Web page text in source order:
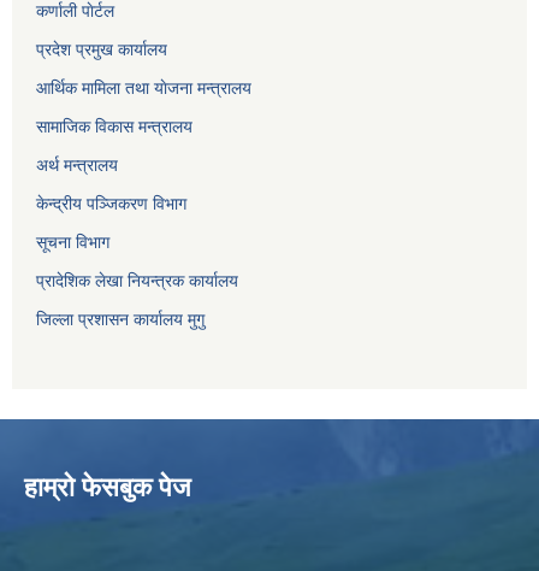
कर्णाली पाेर्टल
प्रदेश प्रमुख कार्यालय
आर्थिक मामिला तथा याेजना मन्त्रालय
सामाजिक विकास मन्त्रालय
अर्थ मन्त्रालय
केन्द्रीय पञ्जिकरण विभाग
सूचना विभाग
प्रादेशिक लेखा नियन्त्रक कार्यालय
जिल्ला प्रशासन कार्यालय मुगु
हाम्राे फेसबुक पेज